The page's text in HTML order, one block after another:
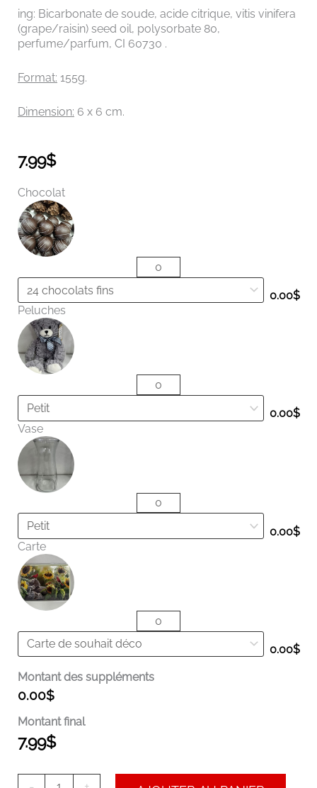
ing: Bicarbonate de soude, acide citrique, vitis vinifera
(grape/raisin) seed oil, polysorbate 80,
perfume/parfum, CI 60730 .
Format: 155g.
Dimension: 6 x 6 cm.
7.99$
Chocolat
0.00$
Peluches
0.00$
Vase
0.00$
Carte
0.00$
Montant des suppléments
0.00$
Montant final
7.99$
quantité
de
Bombe
de
bain-
de
cerisier